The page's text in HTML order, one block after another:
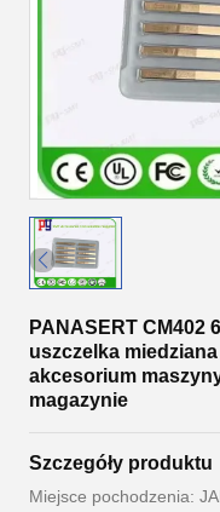
PANASERT CM402
uszczelka
akcesorium
magazynie
Szczegóły produktu
Miejsce pochodzenia: